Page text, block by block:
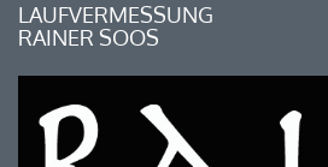
LAUFVERMESSUNG
RAINER SOOS